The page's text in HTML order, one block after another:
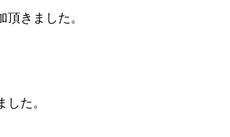
きました。
た。